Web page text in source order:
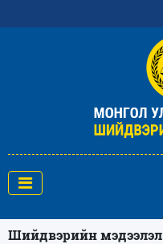
Шийдвэрийн мэдээлэл